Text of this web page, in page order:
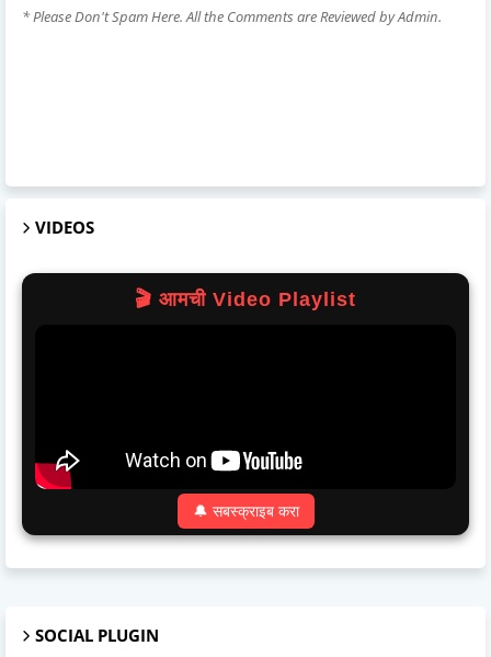
* Please Don't Spam Here. All the Comments are Reviewed by Admin.
VIDEOS
🎬 आमची Video Playlist
🔔 सबस्क्राइब करा
SOCIAL PLUGIN